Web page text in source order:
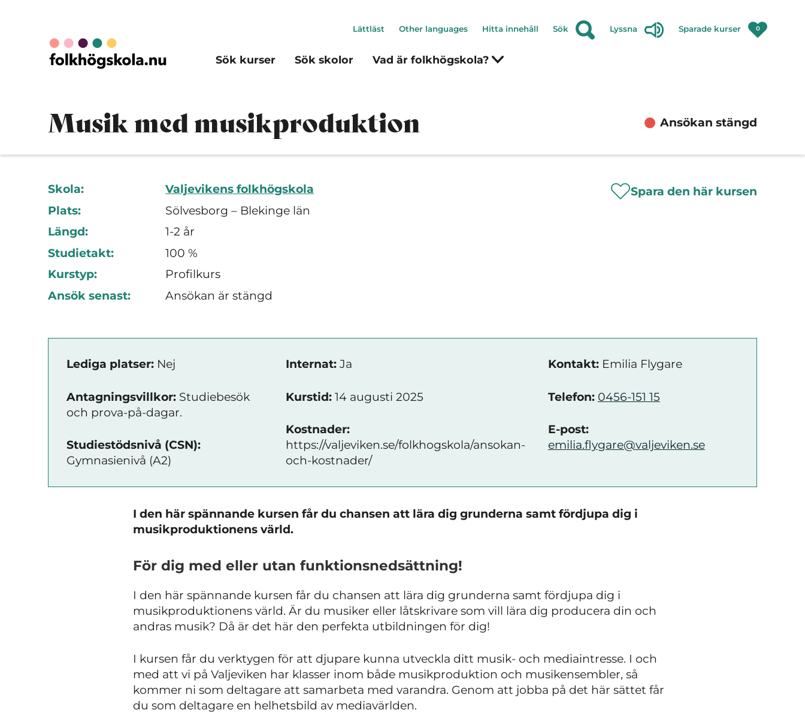
Sök kurser Sök skolor Vad är folkhögskola?
Lättläst Other languages Hitta innehåll Sök Lyssna Sparade kurser 0
Musik med musikproduktion Ansökan stängd
Skola:
Valjevikens folkhögskola
Plats:
Sölvesborg – Blekinge län
Längd:
1-2 år
Studietakt:
100 %
Kurstyp:
Profilkurs
Ansök senast:
Ansökan är stängd
Spara den här kursen
Lediga platser: Nej
Antagningsvillkor: Studiebesök
och prova-på-dagar.
Studiestödsnivå (CSN):
Gymnasienivå (A2)
Internat: Ja
Kurstid: 14 augusti 2025
Kostnader:
https://valjeviken.se/folkhogskola/ansokan-
och-kostnader/
Kontakt:Emilia Flygare
Telefon: 0456-151 15
E-post:
emilia.flygare@valjeviken.se
I den här spännande kursen får du chansen att lära dig grunderna samt fördjupa dig i
musikproduktionens värld.
För dig med eller utan funktionsnedsättning!
I den här spännande kursen får du chansen att lära dig grunderna samt fördjupa dig i
musikproduktionens värld. Är du musiker eller låtskrivare som vill lära dig producera din och
andras musik? Då är det här den perfekta utbildningen för dig!
I kursen får du verktygen för att djupare kunna utveckla ditt musik- och mediaintresse. I och
med att vi på Valjeviken har klasser inom både musikproduktion och musikensembler, så
kommer ni som deltagare att samarbeta med varandra. Genom att jobba på det här sättet får
du som deltagare en helhetsbild av mediavärlden.